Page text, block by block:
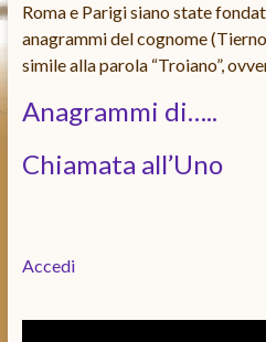
Roma e Parigi siano state
anagrammi del cognome
simile alla parola “Troiano”,
Anagrammi di…..
Chiamata all’Uno
Accedi